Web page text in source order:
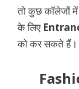
तो कुछ कॉलेजों में
के लिए
को कर सकते हैं।